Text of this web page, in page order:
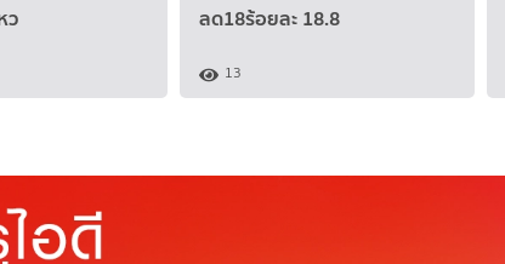
ว
ลด18ร้อยละ 18.8
13